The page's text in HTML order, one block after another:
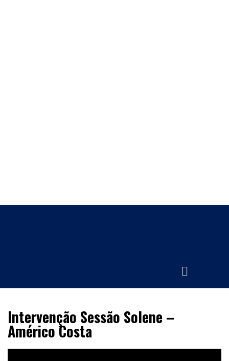
Intervenção Sessão Solene –
Américo Costa